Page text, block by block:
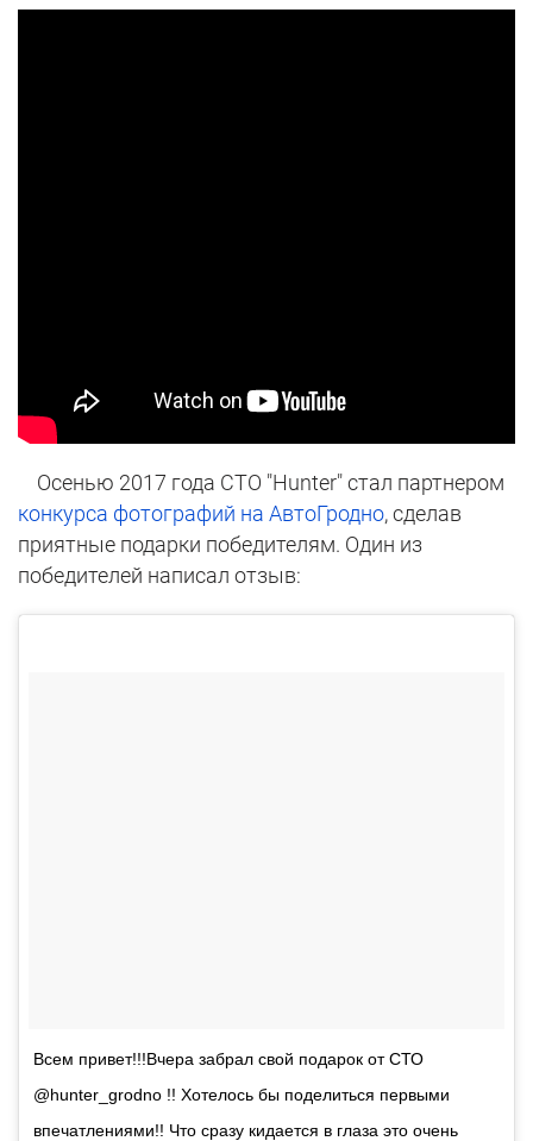
Осенью 2017 года СТО "Hunter" стал партнером
конкурса фотографий на АвтоГродно, сделав
приятные подарки победителям. Один из
победителей написал отзыв:
Всем привет!!!Вчера забрал свой подарок от СТО
@hunter_grodno !! Хотелось бы поделиться первыми
впечатлениями!! Что сразу кидается в глаза это очень